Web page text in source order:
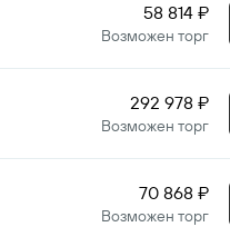
58 814 ₽
Возможен торг
292 978 ₽
Возможен торг
70 868 ₽
Возможен торг